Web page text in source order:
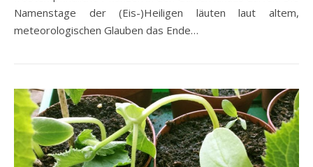
Namenstage der (Eis-)Heiligen läuten laut altem,
meteorologischen Glauben das Ende…